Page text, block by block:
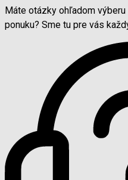
Máte otázky ohľadom
ponuku? Sme tu pre vás